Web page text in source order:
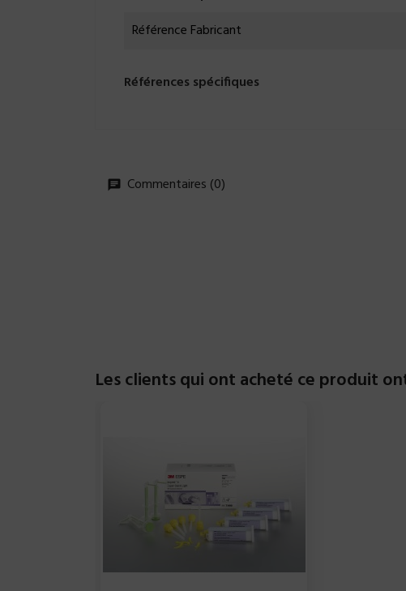
Référence Fabricant
Références spécifiques
Commentaires (0)
Les clients qui ont acheté ce produit